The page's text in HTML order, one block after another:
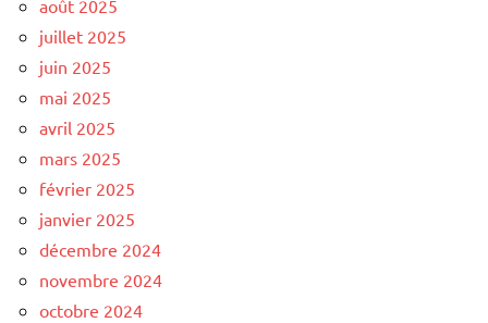
août 2025
juillet 2025
juin 2025
mai 2025
avril 2025
mars 2025
février 2025
janvier 2025
décembre 2024
novembre 2024
octobre 2024